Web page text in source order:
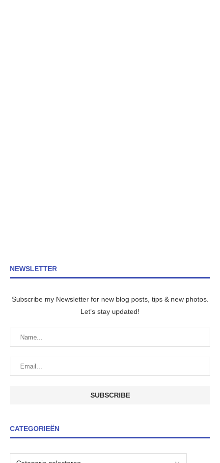
NEWSLETTER
Subscribe my Newsletter for new blog posts, tips & new photos.
Let's stay updated!
CATEGORIEËN